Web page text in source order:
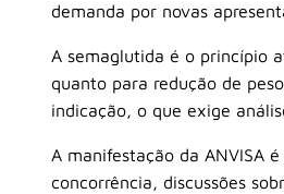
demanda por novas
A semaglutida é o princípio
quanto para redução de
indicação, o que exige
A manifestação da ANVISA
concorrência, discussões